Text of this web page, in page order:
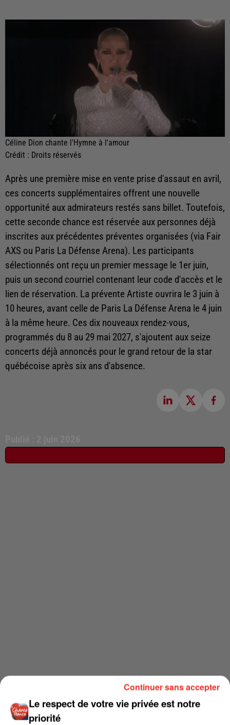
Céline Dion chante l'Hymne à l'amour
Crédit : Droits réservés
Après une première mise en vente prise d'assaut en avril,
ces concerts supplémentaires offrent une nouvelle
opportunité aux admirateurs restés sans billet. Toutefois,
cette seconde chance est réservée aux personnes déjà
inscrites aux précédentes préventes organisées (via Fair
AXS ou Paris La Défense Arena). Les participants
sélectionnés ont reçu un premier message le 1er juin,
puis un second courriel contenant leur code d'accès et le
lien de réservation. La prévente Artiste ouvrira le 3 juin à
10 heures, avant celle de Paris La Défense Arena le 4 juin
à la même heure. Ces dix nouveaux rendez-vous,
programmés du 8 au 29 mai 2027, s'ajoutent aux seize
concerts déjà annoncés pour le grand retour de la star
québécoise après six ans d'absence.
Le respect de votre vie privée est notre
priorité
Continuer sans accepter